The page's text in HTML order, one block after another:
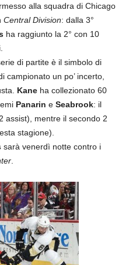
alla squadra di Chicago
Central Division: dalla 3°
ha raggiunto la 2° con 10
di partite è il simbolo di
un po’ incerto,
Kane ha collezionato 60
Panarin e Seabrook: il
assist), mentre il secondo 2
stagione).
sarà venerdì notte contro i